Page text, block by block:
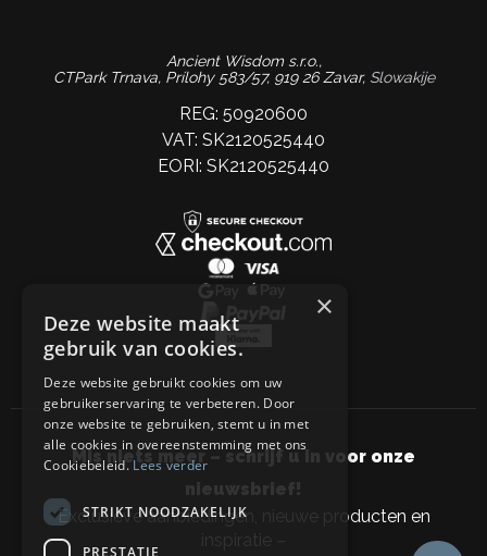
Ancient Wisdom s.r.o.,
CTPark Trnava, Prílohy 583/57, 919 26 Zavar, Slowakije
REG: 50920600
VAT: SK2120525440
EORI: SK2120525440
Mis niets meer – schrijf u in voor onze
nieuwsbrief!
Exclusieve aanbiedingen, nieuwe producten en
inspiratie –
×
Deze website maakt
gebruik van cookies.
Deze website gebruikt cookies om uw
gebruikerservaring te verbeteren. Door
onze website te gebruiken, stemt u in met
alle cookies in overeenstemming met ons
Cookiebeleid.Lees verder
STRIKT NOODZAKELIJK
PRESTATIE